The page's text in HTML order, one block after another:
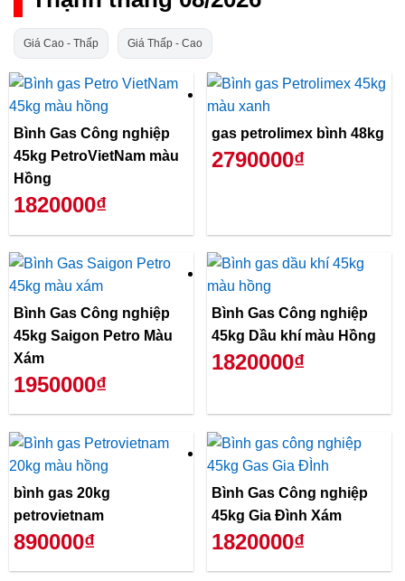
Giá Cao - Thấp Giá Thấp - Cao
Bình Gas Công nghiệp
45kg PetroVietNam màu
Hồng
1820000₫
gas petrolimex bình 48kg
2790000₫
Bình Gas Công nghiệp
45kg Saigon Petro Màu
Xám
1950000₫
Bình Gas Công nghiệp
45kg Dầu khí màu Hồng
1820000₫
bình gas 20kg
petrovietnam
890000₫
Bình Gas Công nghiệp
45kg Gia Đình Xám
1820000₫